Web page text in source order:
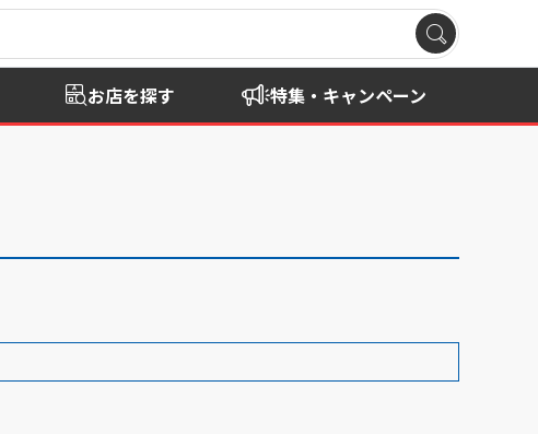
お店を探す 特集・キャンペーン